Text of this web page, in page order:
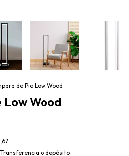
de Pie Low Wood
Low Wood
o depósito